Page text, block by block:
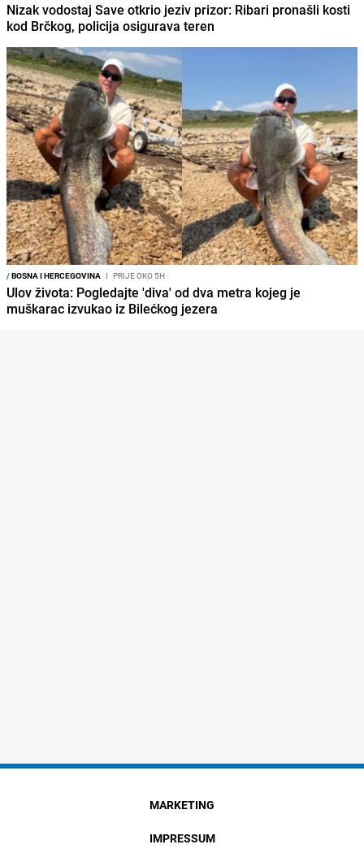
Nizak vodostaj Save otkrio jeziv prizor: Ribari pronašli kosti
kod Brčkog, policija osigurava teren
/BOSNA I HERCEGOVINA I PRIJE OKO 5H
Ulov života: Pogledajte 'diva' od dva metra kojeg je
muškarac izvukao iz Bilećkog jezera
MARKETING
IMPRESSUM